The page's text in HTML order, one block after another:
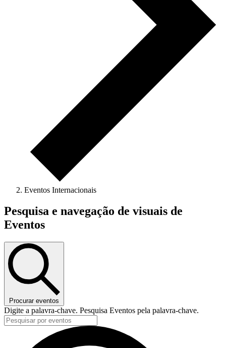
Eventos Internacionais
Eventos
Pesquisa e navegação de visuais de
Eventos
Procurar eventos
Digite a palavra-chave. Pesquisa Eventos pela palavra-chave.